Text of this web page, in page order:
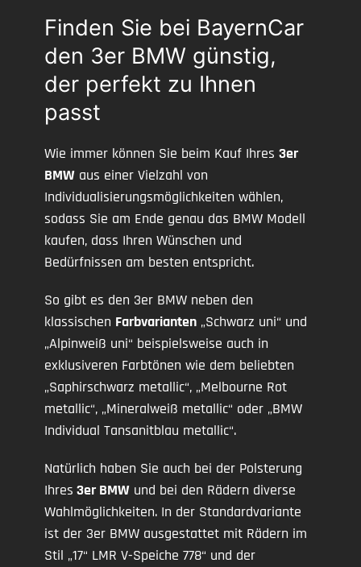
Finden Sie bei BayernCar
den 3er BMW günstig,
der perfekt zu Ihnen
passt
Wie immer können Sie beim Kauf Ihres 3er
BMW aus einer Vielzahl von
Individualisierungsmöglichkeiten wählen,
sodass Sie am Ende genau das BMW Modell
kaufen, dass Ihren Wünschen und
Bedürfnissen am besten entspricht.
So gibt es den 3er BMW neben den
klassischen Farbvarianten „Schwarz uni“ und
„Alpinweiß uni“ beispielsweise auch in
exklusiveren Farbtönen wie dem beliebten
„Saphirschwarz metallic“, „Melbourne Rot
metallic“, „Mineralweiß metallic“ oder „BMW
Individual Tansanitblau metallic“.
Natürlich haben Sie auch bei der Polsterung
Ihres 3er BMW und bei den Rädern diverse
Wahlmöglichkeiten. In der Standardvariante
ist der 3er BMW ausgestattet mit Rädern im
Stil „17“ LMR V-Speiche 778“ und der